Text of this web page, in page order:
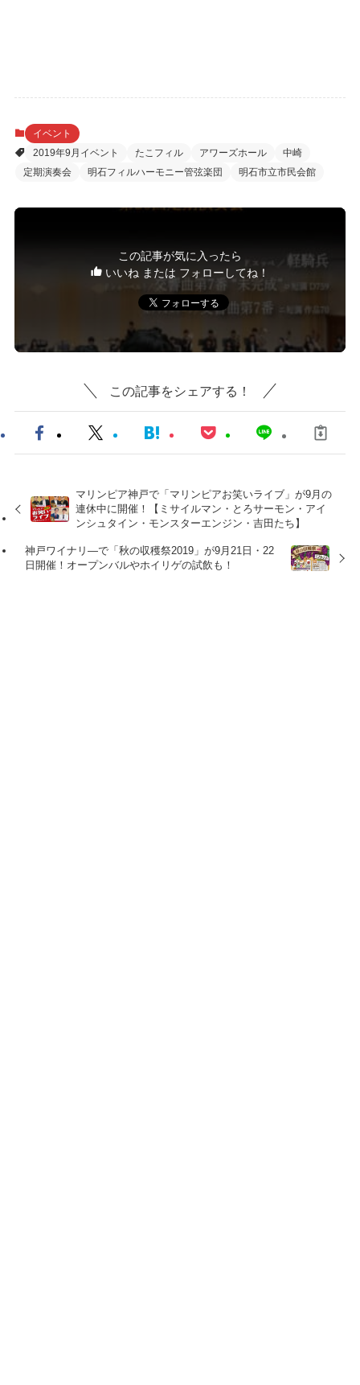
イベント
2019年9月イベント
たこフィル アワーズホール
中崎
定期演奏会
明石フィルハーモニー管弦楽団 明石市立市民会館
この記事が気に入ったら
いいね または フォローしてね！
この記事をシェアする！
マリンピア神戸で「マリンピアお笑いライブ」が9月の
連休中に開催！【ミサイルマン・とろサーモン・アイ
ンシュタイン・モンスターエンジン・吉田たち】
神戸ワイナリ―で「秋の収穫祭2019」が9月21日・22
日開催！オープンバルやホイリゲの試飲も！